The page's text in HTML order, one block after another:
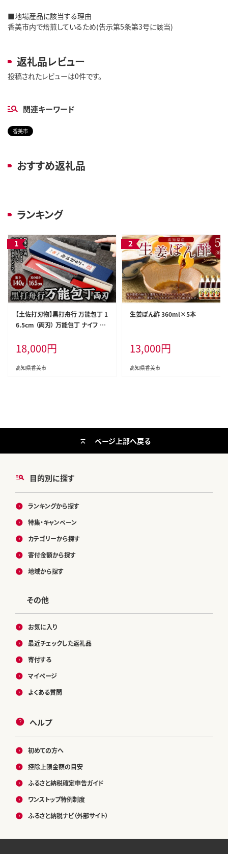
■地場産品に該当する理由
香美市内で焙煎しているため(告示第5条第3号に該当)
返礼品レビュー
投稿されたレビューは0件です。
関連キーワード
香美市
おすすめ返礼品
ランキング
【土佐打刃物】黒打舟行 万能包丁 1
6.5cm （両刃） 万能包丁 ナイフ キ
18,000円
高知県香美市
生姜ぽん酢 360ml×5本
13,000円
高知県香美市
目的別に探す
ランキングから探す
特集・キャンペーン
カテゴリーから探す
寄付金額から探す
地域から探す
その他
お気に入り
最近チェックした返礼品
寄付する
マイページ
よくある質問
ヘルプ
初めての方へ
控除上限金額の目安
ふるさと納税確定申告ガイド
ワンストップ特例制度
ふるさと納税ナビ（外部サイト）
ページ上部へ戻る